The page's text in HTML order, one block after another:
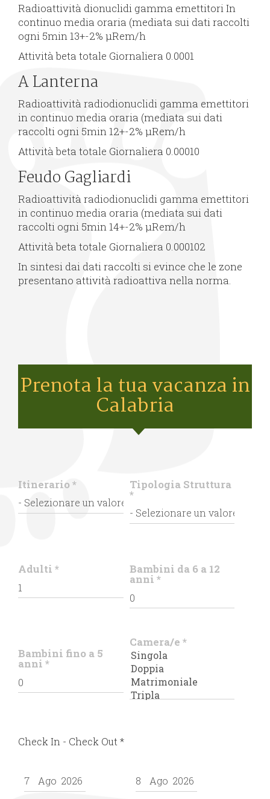
Radioattività dionuclidi gamma emettitori In
continuo media oraria (mediata sui dati raccolti
ogni 5min 13+-2% µRem/h
Attività beta totale Giornaliera 0.0001
A Lanterna
Radioattività radiodionuclidi gamma emettitori
in continuo media oraria (mediata sui dati
raccolti ogni 5min 12+-2% µRem/h
Attività beta totale Giornaliera 0.00010
Feudo Gagliardi
Radioattività radiodionuclidi gamma emettitori
in continuo media oraria (mediata sui dati
raccolti ogni 5min 14+-2% µRem/h
Attività beta totale Giornaliera 0.000102
In sintesi dai dati raccolti si evince che le zone
presentano attività radioattiva nella norma.
Prenota la tua vacanza in
Calabria
Itinerario * Tipologia Struttura
*
Adulti * Bambini da 6 a 12
anni *
Bambini fino a 5
anni *
Camera/e *
Check In - Check Out *